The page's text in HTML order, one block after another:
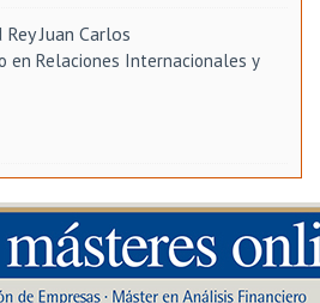
Juan Carlos
en Relaciones Internacionales y